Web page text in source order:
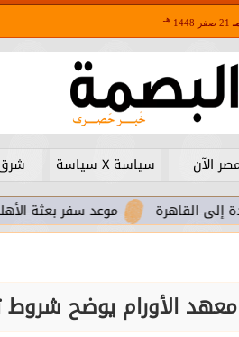
21 صفر 1448 هـ
الآن سياسة X سياسة
موعد سفر بعثة الأهلي لمواجهة
الأورام يوضح